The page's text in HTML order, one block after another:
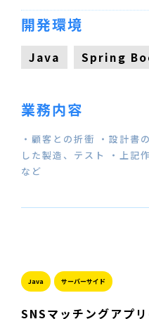
開発環境
Java Spring
業務内容
・顧客との折衝 ・設計書
した製造、テスト ・上記
など
Java サーバーサイド
SNSマッチングアプ